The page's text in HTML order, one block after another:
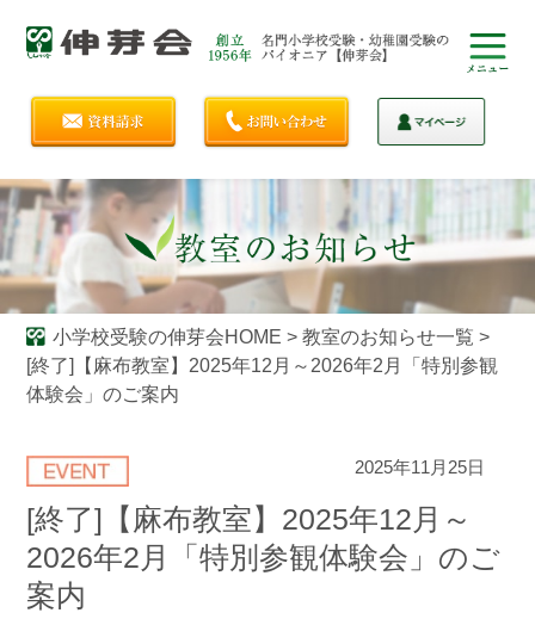
小学校受験の伸芽会HOME > 教室のお知らせ一覧 >
[終了]【麻布教室】2025年12月～2026年2月「特別参観
体験会」のご案内
2025年11月25日
[終了]【麻布教室】2025年12月～
2026年2月「特別参観体験会」のご
案内